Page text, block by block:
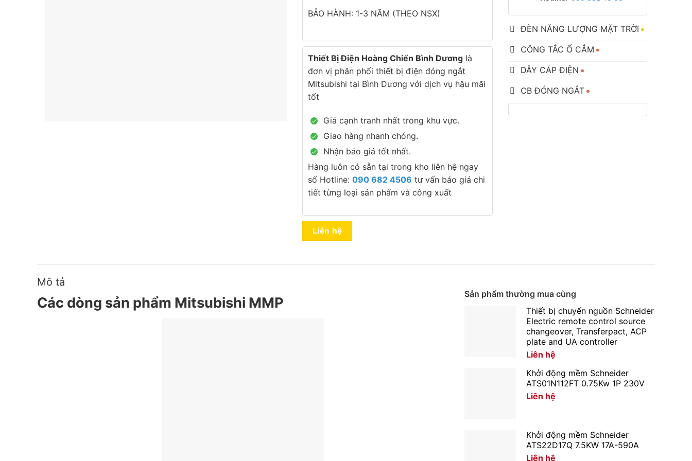
BẢO HÀNH: 1-3 NĂM (THEO NSX)
Thiết Bị Điện Hoàng Chiến Bình Dương là
đơn vị phân phối thiết bị điện đóng ngắt
Mitsubishi tại Bình Dương với dịch vụ hậu mãi
tốt
Giá cạnh tranh nhất trong khu vực.
Giao hàng nhanh chóng.
Nhận báo giá tốt nhất.
Hàng luôn có sẵn tại trong kho liên hệ ngay
số Hotline: 090 682 4506 tư vấn báo giá chi
tiết từng loại sản phẩm và công xuất
Liên hệ
ĐÈN NĂNG LƯỢNG MẶT TRỜI
CÔNG TẮC Ổ CẮM
DÂY CÁP ĐIỆN
CB ĐÓNG NGẮT
Mô tả
Các dòng sản phẩm Mitsubishi MMP
Sản phẩm thường mua cùng
Thiết bị chuyển nguồn Schneider
Electric remote control source
changeover, Transferpact, ACP
plate and UA controller
Liên hệ
Khởi động mềm Schneider
ATS01N112FT 0.75Kw 1P 230V
Liên hệ
Khởi động mềm Schneider
ATS22D17Q 7.5KW 17A-590A
Liên hệ